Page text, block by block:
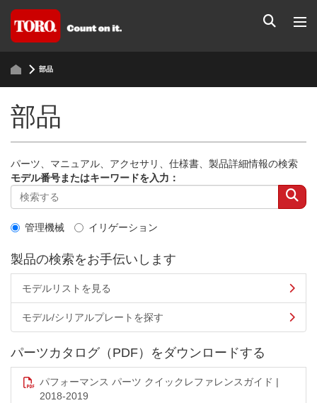
部品
部品
パーツ、マニュアル、アクセサリ、仕様書、製品詳細情報の検索
モデル番号またはキーワードを入力：
管理機械 イリゲーション
製品の検索をお手伝いします
モデルリストを見る
モデル/シリアルプレートを探す
パーツカタログ（PDF）をダウンロードする
パフォーマンス パーツ クイックレファレンスガイド |
2018-2019